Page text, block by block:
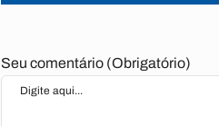
Seu comentário (Obrigatório)